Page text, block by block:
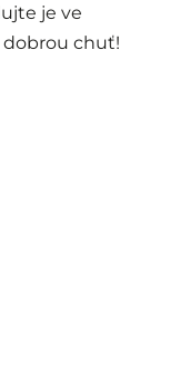
je ve
chuť!